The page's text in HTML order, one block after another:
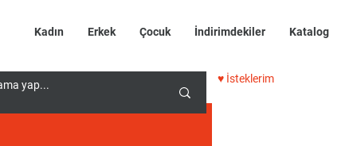
Kadın Erkek Çocuk İndirimdekiler Katalog
♥ İsteklerim